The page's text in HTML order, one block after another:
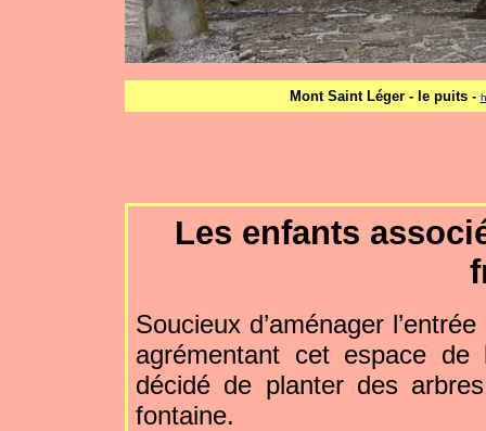
Mont Saint Léger - le puits -
Les enfants
Soucieux d’aménager
agrémentant cet espace
décidé de planter des
fontaine.